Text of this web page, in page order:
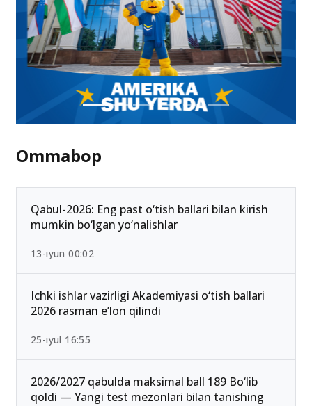
Ommabop
Qabul-2026: Eng past o‘tish ballari bilan kirish
mumkin bo‘lgan yo‘nalishlar
13-iyun 00:02
Ichki ishlar vazirligi Akademiyasi o‘tish ballari
2026 rasman e’lon qilindi
25-iyul 16:55
2026/2027 qabulda maksimal ball 189 Bo‘lib
qoldi — Yangi test mezonlari bilan tanishing